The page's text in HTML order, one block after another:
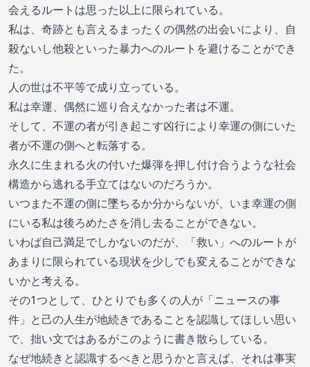
会えるルートは思った以上に限られている。
私は、奇跡とも言えるまったくの偶然の出会いにより、自
殺ないし他殺といった暴力へのルートを避けることができ
た。
人の世は不平等で成り立っている。
私は幸運、偶然に巡り合えなかった者は不運。
そして、不運の者が引き起こす凶行により幸運の側にいた
者が不運の側へと転落する。
永久に生まれる火の付いた爆弾を押し付け合うような社会
構造から逃れる手立てはないのだろうか。
いつまた不運の側に墜ちるか分からないが、いま幸運の側
にいる私は後ろめたさを消し去ることができない。
いわば自己満足でしかないのだが、「救い」へのルートが
あまりに限られている現状を少しでも変えることができな
いかと考える。
その1つとして、ひとりでも多くの人が「ニュースの事
件」と己の人生が地続きであることを認識してほしい思い
で、拙い文ではあるがこのように書き散らしている。
なぜ地続きと認識するべきと思うかと言えば、それは事実